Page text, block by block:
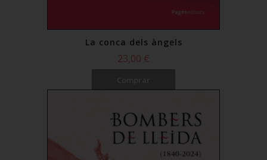
La conca dels àngels
23,00 €